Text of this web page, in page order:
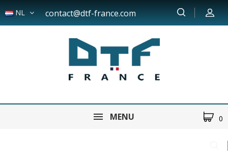
NL contact@dtf-france.com
MENU 0